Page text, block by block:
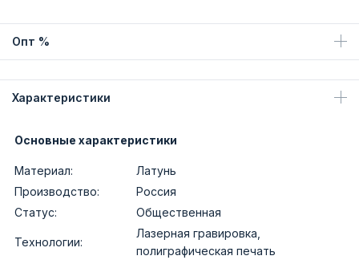
Опт %
Характеристики
Основные характеристики
Материал:
Латунь
Производство:
Россия
Статус:
Общественная
Технологии:
Лазерная гравировка,
полиграфическая печать